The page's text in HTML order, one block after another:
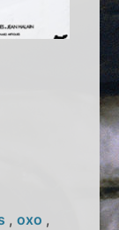
,oxo ,